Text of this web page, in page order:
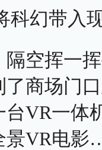
幻带入
挥一挥
商场门
VR一体
景VR电